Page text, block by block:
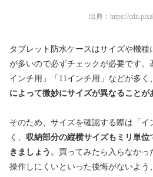
出典： https://
タブレット防水ケースはサイズや機種
が多いので必ずチェックが必要です。
インチ用」「11インチ用」などが多く、
によって微妙にサイズが異なることが
そのため、サイズを確認する際は「
く、 収納部分の縦横サイズもミリ単
きましょう 。買ってみたら入らなか
操作しにくいといった後悔がないよう